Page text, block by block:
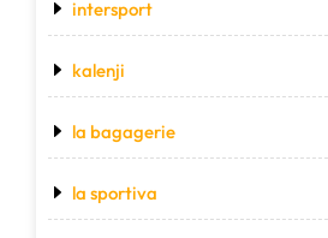
intersport
kalenji
la bagagerie
la sportiva